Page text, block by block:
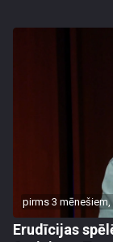
pirms 3
Erudīcijas